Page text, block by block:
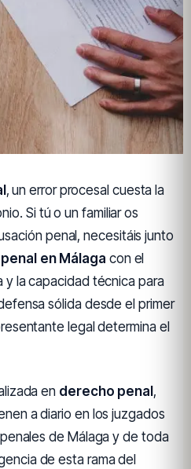
, un error procesal cuesta la
Si tú o un familiar os
penal, necesitáis junto
en Málaga con el
y la capacidad técnica para
sólida desde el primer
legal determina el
en derecho penal ,
a diario en los juzgados
de Málaga y de toda
de esta rama del